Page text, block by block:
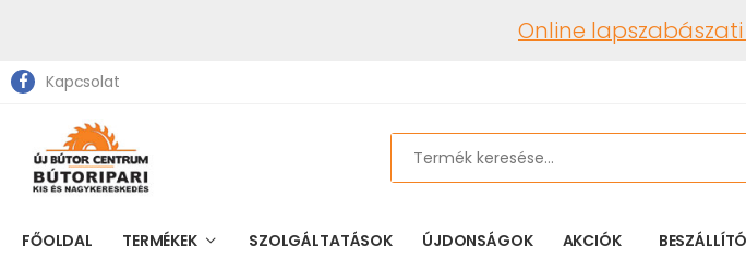
Online
Kapcsolat
Search
FŐOLDAL TERMÉKEK SZOLGÁLTATÁSOK ÚJDONSÁGOK AKCIÓK